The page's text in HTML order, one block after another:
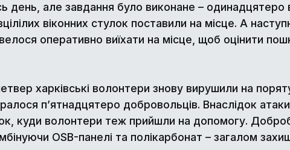
день, але завдання було виконане – одинадцятеро
віконних стулок поставили на місце. А
оперативно виїхати на місце, щоб оцінити
харківські волонтери знову вирушили на
п’ятнадцятеро добровольців. Внаслідок
куди волонтери теж прийшли на допомогу.
OSB-панелі та полікарбонат – загалом